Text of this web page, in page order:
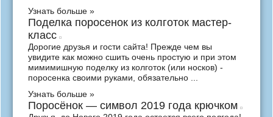
Узнать больше »
Поделка поросенок из колготок мастер-
класс
Дорогие друзья и гости сайта! Прежде чем вы
увидите как можно сшить очень простую и при этом
мимимишную поделку из колготок (или носков) -
поросенка своими руками, обязательно ...
Узнать больше »
Поросёнок — символ 2019 года крючком